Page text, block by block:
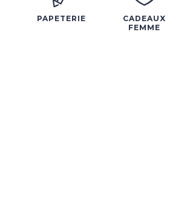
PAPETERIE
CADEAUX
FEMME